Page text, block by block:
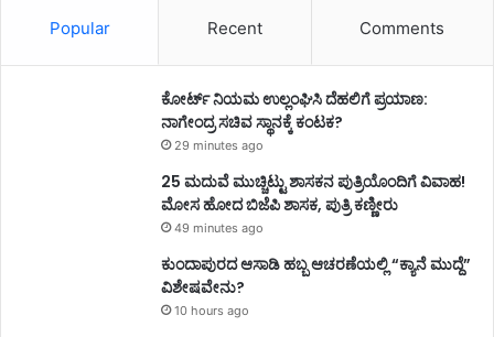
Popular Recent Comments
ಕೋರ್ಟ್ ನಿಯಮ ಉಲ್ಲಂಘಿಸಿ ದೆಹಲಿಗೆ ಪ್ರಯಾಣ:
ನಾಗೇಂದ್ರ ಸಚಿವ ಸ್ಥಾನಕ್ಕೆ ಕಂಟಕ?
29 minutes ago
25 ಮದುವೆ ಮುಚ್ಚಿಟ್ಟು ಶಾಸಕನ ಪುತ್ರಿಯೊಂದಿಗೆ ವಿವಾಹ!
ಮೋಸ ಹೋದ ಬಿಜೆಪಿ ಶಾಸಕ, ಪುತ್ರಿ ಕಣ್ಣೀರು
49 minutes ago
ಕುಂದಾಪುರದ ಆಸಾಡಿ ಹಬ್ಬ ಆಚರಣೆಯಲ್ಲಿ “ಕ್ಯಾನೆ ಮುದ್ದೆ”
ವಿಶೇಷವೇನು?
10 hours ago